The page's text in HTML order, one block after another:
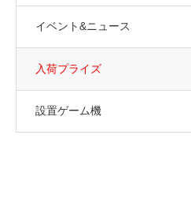
イベント&ニュース
入荷プライズ
設置ゲーム機